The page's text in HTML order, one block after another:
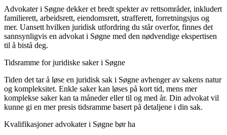
Advokater i Søgne dekker et bredt spekter av rettsområder, inkludert
familierett, arbeidsrett, eiendomsrett, strafferett, forretningsjus og
mer. Uansett hvilken juridisk utfordring du står overfor, finnes det
sannsynligvis en advokat i Søgne med den nødvendige ekspertisen
til å bistå deg.
Tidsramme for juridiske saker i Søgne
Tiden det tar å løse en juridisk sak i Søgne avhenger av sakens natur
og kompleksitet. Enkle saker kan løses på kort tid, mens mer
komplekse saker kan ta måneder eller til og med år. Din advokat vil
kunne gi en mer presis tidsramme basert på detaljene i din sak.
Kvalifikasjoner advokater i Søgne bør ha